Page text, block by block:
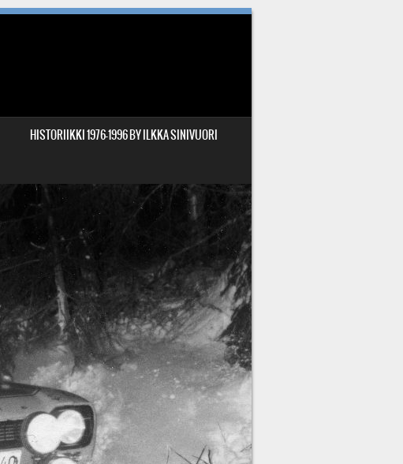
HISTORIIKKI 1976-1996 BY ILKKA SINIVUORI